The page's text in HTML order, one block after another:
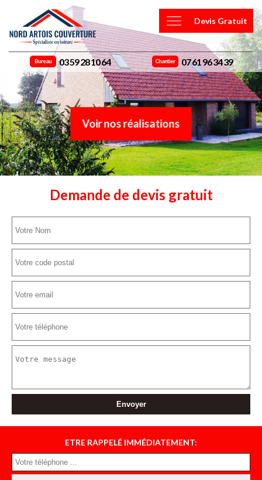
Devis Gratuit
Bureau 03 59 28 10 64 Chantier 07 61 96 34 39
Voir nos réalisations
Demande de devis gratuit
ETRE RAPPELÉ IMMÉDIATEMENT: